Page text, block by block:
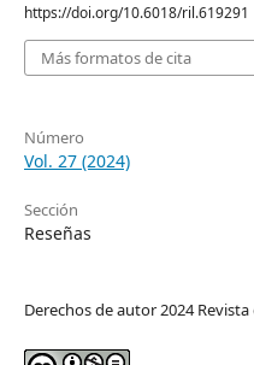
https://doi.org/10.6018/ril.619291
Más formatos de cita
Número
Vol. 27 (2024)
Sección
Reseñas
Derechos de autor 2024